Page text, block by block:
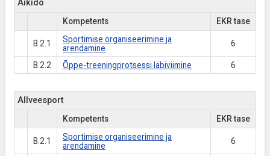
Aikido
Kompetents EKR tase
B.2.1
Sportimise organiseerimine ja
arendamine
6
B.2.2 Õppe-treeningprotsessi läbiviimine 6
Allveesport
Kompetents EKR tase
B.2.1
Sportimise organiseerimine ja
arendamine
6